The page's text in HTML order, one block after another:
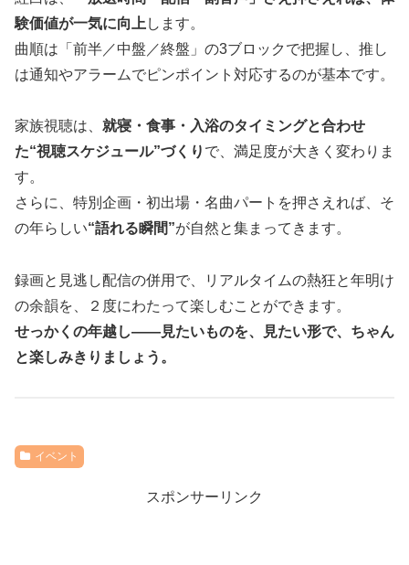
験価値が一気に向上 します。
曲順は「前半／中盤／終盤」の3ブロックで把握し、推し
は通知やアラームでピンポイント対応するのが基本です。
家族視聴は、 就寝・食事・入浴のタイミングと合わせ
た“視聴スケジュール”づくり で、満足度が大きく変わりま
す。
さらに、特別企画・初出場・名曲パートを押さえれば、そ
の年らしい“語れる瞬間”が自然と集まってきます。
録画と見逃し配信の併用で、リアルタイムの熱狂と年明け
の余韻を、２度にわたって楽しむことができます。
せっかくの年越し――見たいものを、見たい形で、ちゃん
と楽しみきりましょう。
イベント
スポンサーリンク